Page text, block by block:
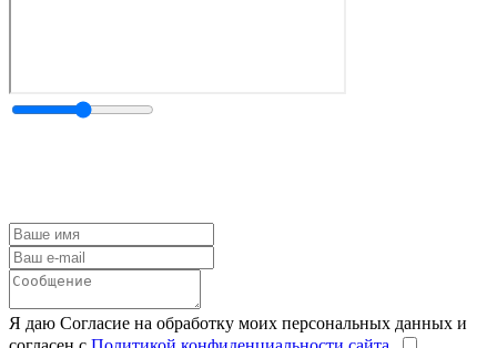
Я даю Согласие на обработку моих персональных данных и